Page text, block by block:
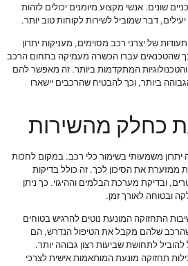
שונים. אנשי מקצוע מיומנים יכולים לזהות
דבר שמוביל לשירות לקוחות טוב יותר.
של יצרני רכב מסוימים, מעניקות יתרון
שהטכנאים עברו הכשרה מעמיקה בתחום הרכב
המתקדמות ביותר. זה מאפשר להם
ביותר, וכך להבטיח שהרכבים יישארו
כחלק מהשירות
משמעותי בשימור כלי רכב. במקום לחכות
ממזערת את הסיכון לכך. זה כולל בדיקות
ובדיקת מערכת הבלמים וההיגוי. כך ניתן
ובטוחה לאורך זמן.
התחזוקה המונעת נוטים להרגיש בטוחים
שלהם מקבל את הטיפול הנדרש, הם
להוביל לתחושת שביעות רצון גבוהה יותר.
תחזוקה מונעת המותאמות אישית לצרכי